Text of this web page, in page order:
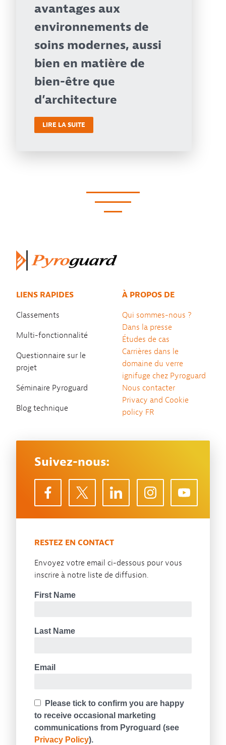
avantages aux
environnements de
soins modernes, aussi
bien en matière de
bien-être que
d’architecture
LIRE LA SUITE
LIENS RAPIDES
Classements
Multi-fonctionnalité
Questionnaire sur le
projet
Séminaire Pyroguard
Blog technique
À PROPOS DE
Qui sommes-nous ?
Dans la presse
Études de cas
Carrières dans le
domaine du verre
ignifuge chez Pyroguard
Nous contacter
Privacy and Cookie
policy FR
Suivez-nous:
RESTEZ EN CONTACT
Envoyez votre email ci-dessous pour vous
inscrire à notre liste de diffusion.